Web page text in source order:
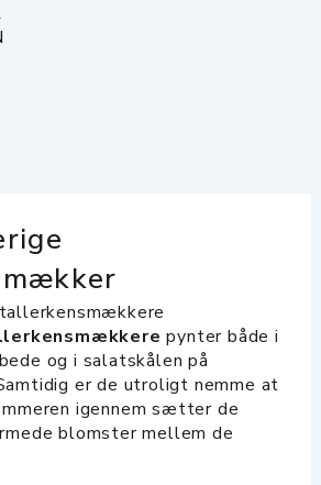
pynter både i
og i salatskålen på
er de utroligt nemme at
igennem sætter de
blomster mellem de